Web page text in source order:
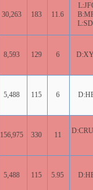
30,263 183 11.6
8,593 129 6
5,488 115 6
156,975 330 11
5,488 115 5.95